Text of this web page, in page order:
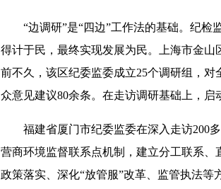
“边调研”是“四边”工作法的基础。纪检
得计于民，最终实现发展为民。上海市金山
前不久，该区纪委监委成立25个调研组，
众意见建议80余条。在走访调研基础上，启
福建省厦门市纪委监委在深入走访200多
营商环境监督联系点机制，建立分工联系
政策落实、深化“放管服”改革、监管执法